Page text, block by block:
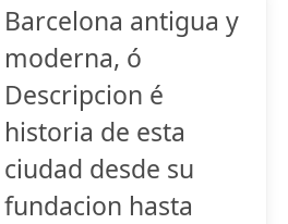
Barcelona antigua y
moderna, ó
Descripcion é
historia de esta
ciudad desde su
fundacion hasta